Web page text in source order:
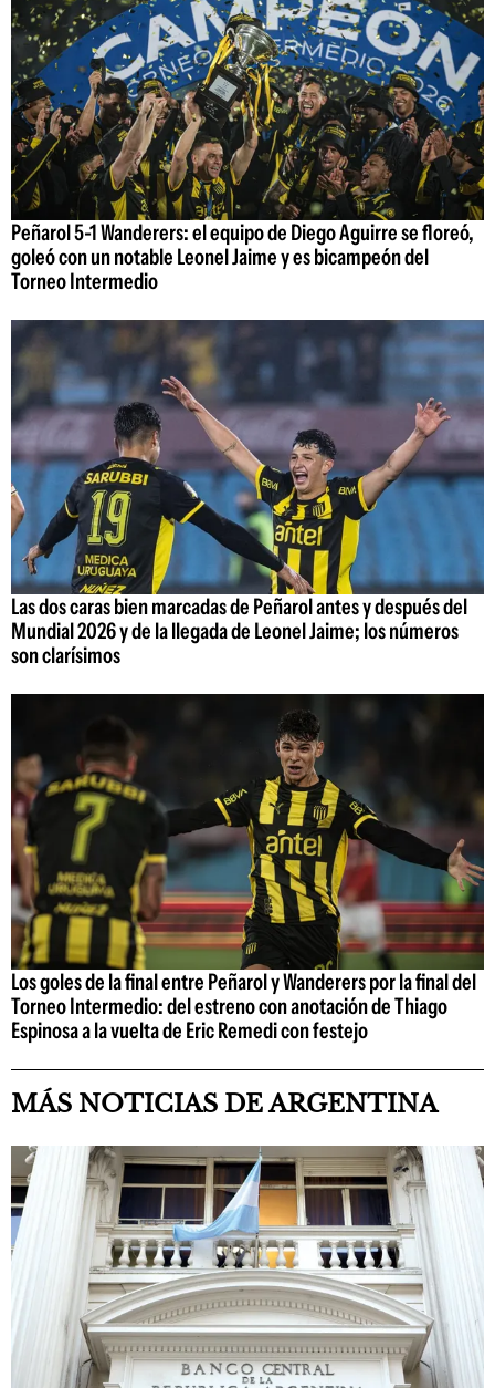
Peñarol 5-1 Wanderers: el equipo de Diego Aguirre se floreó,
goleó con un notable Leonel Jaime y es bicampeón del
Torneo Intermedio
Las dos caras bien marcadas de Peñarol antes y después del
Mundial 2026 y de la llegada de Leonel Jaime; los números
son clarísimos
Los goles de la final entre Peñarol y Wanderers por la final del
Torneo Intermedio: del estreno con anotación de Thiago
Espinosa a la vuelta de Eric Remedi con festejo
MÁS NOTICIAS DE ARGENTINA